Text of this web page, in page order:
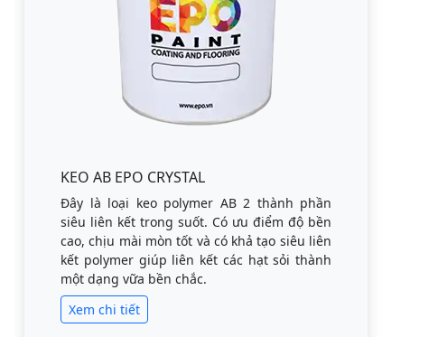
KEO AB EPO CRYSTAL
Đây là loại keo polymer AB 2 thành phần
siêu liên kết trong suốt. Có ưu điểm độ bền
cao, chịu mài mòn tốt và có khả tạo siêu liên
kết polymer giúp liên kết các hạt sỏi thành
một dạng vữa bền chắc.
Xem chi tiết